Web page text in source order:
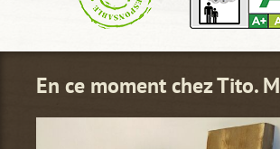
En ce moment chez Tito. M